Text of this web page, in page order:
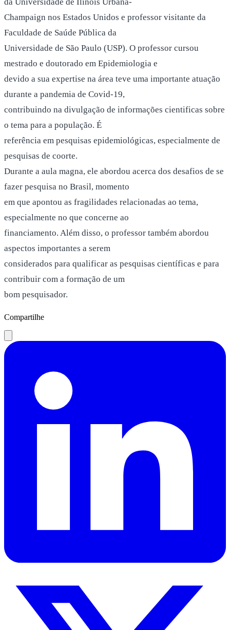
Champaign nos Estados Unidos e professor visitante da
Faculdade de Saúde Pública da
Universidade de São Paulo (USP). O professor cursou
mestrado e doutorado em Epidemiologia e
devido a sua expertise na área teve uma importante atuação
durante a pandemia de Covid-19,
contribuindo na divulgação de informações cientificas sobre
o tema para a população. É
referência em pesquisas epidemiológicas, especialmente de
pesquisas de coorte.
Durante a aula magna, ele abordou acerca dos desafios de se
fazer pesquisa no Brasil, momento
em que apontou as fragilidades relacionadas ao tema,
especialmente no que concerne ao
financiamento. Além disso, o professor também abordou
aspectos importantes a serem
considerados para qualificar as pesquisas científicas e para
contribuir com a formação de um
bom pesquisador.
Compartilhe